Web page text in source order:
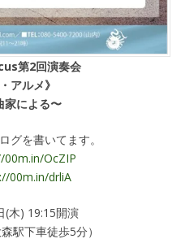
第2回演奏会
アルメ》
家による〜
グを書いてます。
OcZIP
00m.in/drliA
(木) 19:15開演
駅下車徒歩5分）